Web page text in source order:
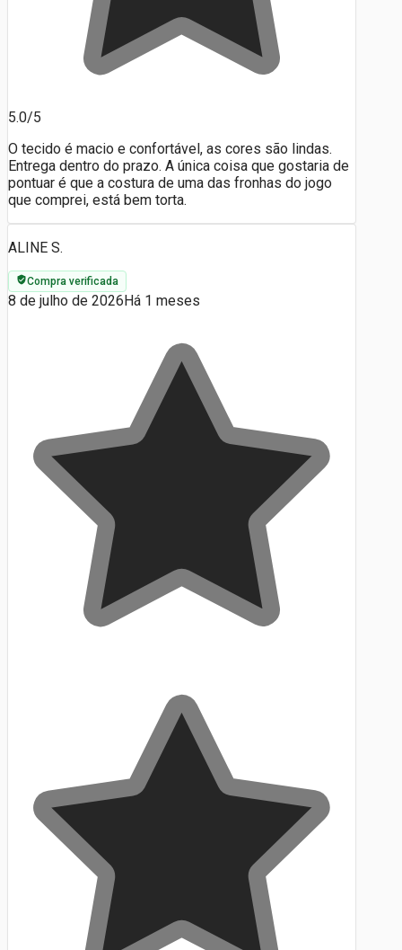
5.0/5
O tecido é macio e confortável, as cores são lindas.
Entrega dentro do prazo. A única coisa que gostaria de
pontuar é que a costura de uma das fronhas do jogo
que comprei, está bem torta.
ALINE S.
Compra verificada
8 de julho de 2026 Há 1 meses